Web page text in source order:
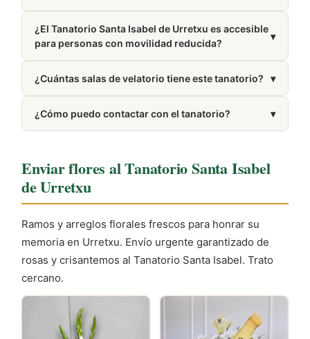
que elaboran y entregan tu pedido directamente en
el tanatorio.
¿El Tanatorio Santa Isabel de Urretxu es accesible
para personas con movilidad reducida?
▾
accesos adaptados, rampas y ascensores para
garantizar la comodidad de todos los visitantes.
¿Cuántas salas de velatorio tiene este tanatorio? ▾
¿Cómo puedo contactar con el tanatorio?
▾
página.
Enviar flores al Tanatorio Santa Isabel
de Urretxu
Ramos y arreglos florales frescos para honrar su
memoria en Urretxu. Envío urgente garantizado de
rosas y crisantemos al Tanatorio Santa Isabel. Trato
cercano.